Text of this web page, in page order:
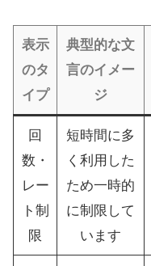
表示
のタ
イプ
典型的な文
言のイメー
ジ
回
数・
レー
ト制
限
短時間に多
く利用した
ため一時的
に制限して
います